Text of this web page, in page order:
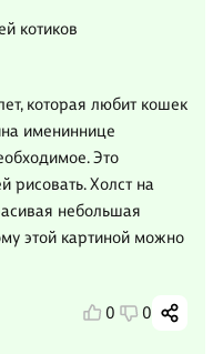
котиков
которая любит кошек
имениннице
Это
рисовать. Холст на
небольшая
этой картиной можно
0 0